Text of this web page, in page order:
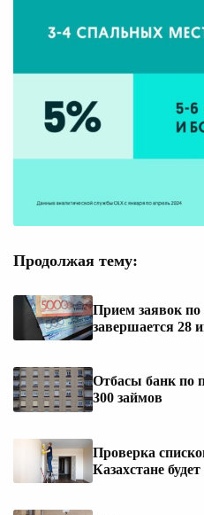
Продолжая тему:
Прием заявок
завершается 28
Отбасы банк по
300 займов
Проверка
Казахстане